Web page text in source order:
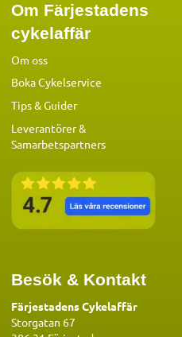
Om Färjestadens
cykelaffär
Om oss
Boka Cykelservice
Tips & Guider
Leverantörer &
Samarbetspartners
Besök & Kontakt
Färjestadens Cykelaffär
Storgatan 67